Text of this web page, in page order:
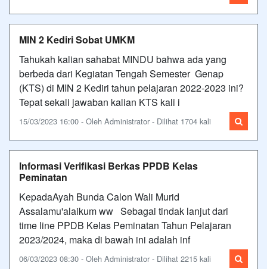
MIN 2 Kediri Sobat UMKM
Tahukah kalian sahabat MINDU bahwa ada yang
berbeda dari Kegiatan Tengah Semester Genap
(KTS) di MIN 2 Kediri tahun pelajaran 2022-2023 ini?
Tepat sekali jawaban kalian KTS kali i
15/03/2023 16:00 - Oleh Administrator - Dilihat 1704 kali
Informasi Verifikasi Berkas PPDB Kelas
Peminatan
KepadaAyah Bunda Calon Wali Murid
Assalamu'alaikum ww Sebagai tindak lanjut dari
time line PPDB Kelas Peminatan Tahun Pelajaran
2023/2024, maka di bawah ini adalah inf
06/03/2023 08:30 - Oleh Administrator - Dilihat 2215 kali